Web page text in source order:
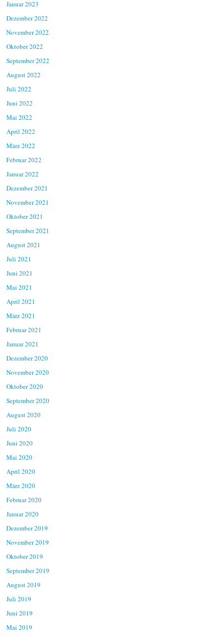
Januar 2023
Dezember 2022
November 2022
Oktober 2022
September 2022
August 2022
Juli 2022
Juni 2022
Mai 2022
April 2022
März 2022
Februar 2022
Januar 2022
Dezember 2021
November 2021
Oktober 2021
September 2021
August 2021
Juli 2021
Juni 2021
Mai 2021
April 2021
März 2021
Februar 2021
Januar 2021
Dezember 2020
November 2020
Oktober 2020
September 2020
August 2020
Juli 2020
Juni 2020
Mai 2020
April 2020
März 2020
Februar 2020
Januar 2020
Dezember 2019
November 2019
Oktober 2019
September 2019
August 2019
Juli 2019
Juni 2019
Mai 2019